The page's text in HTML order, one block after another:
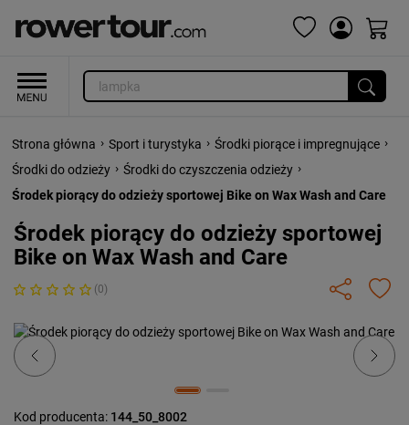
Strona główna › Sport i turystyka › Środki piorące i impregnujące ›
Środki do odzieży › Środki do czyszczenia odzieży ›
Środek piorący do odzieży sportowej Bike on Wax Wash and Care
Środek piorący do odzieży sportowej
Bike on Wax Wash and Care
(0)
Previous Next
Kod producenta: 144_50_8002